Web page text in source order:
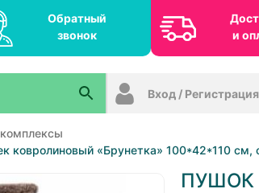
Обратный
звонок
и
Вход / Регистрация
ковролиновый «Брунетка» 100*42*110 см,
ПУШОК